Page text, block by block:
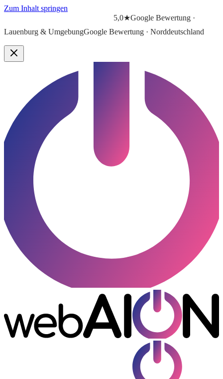
Zum Inhalt springen
5,0★Google Bewertung ·
Lauenburg & UmgebungGoogle Bewertung · Norddeutschland